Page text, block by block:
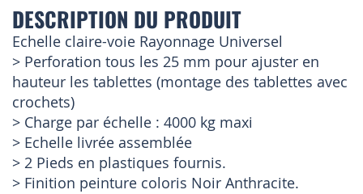
DESCRIPTION DU PRODUIT
Echelle claire-voie Rayonnage Universel
> Perforation tous les 25 mm pour ajuster en
hauteur les tablettes (montage des tablettes avec
crochets)
> Charge par échelle : 4000 kg maxi
> Echelle livrée assemblée
> 2 Pieds en plastiques fournis.
> Finition peinture coloris Noir Anthracite.